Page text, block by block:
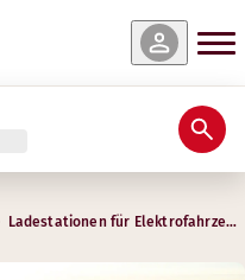
Ladestationen für